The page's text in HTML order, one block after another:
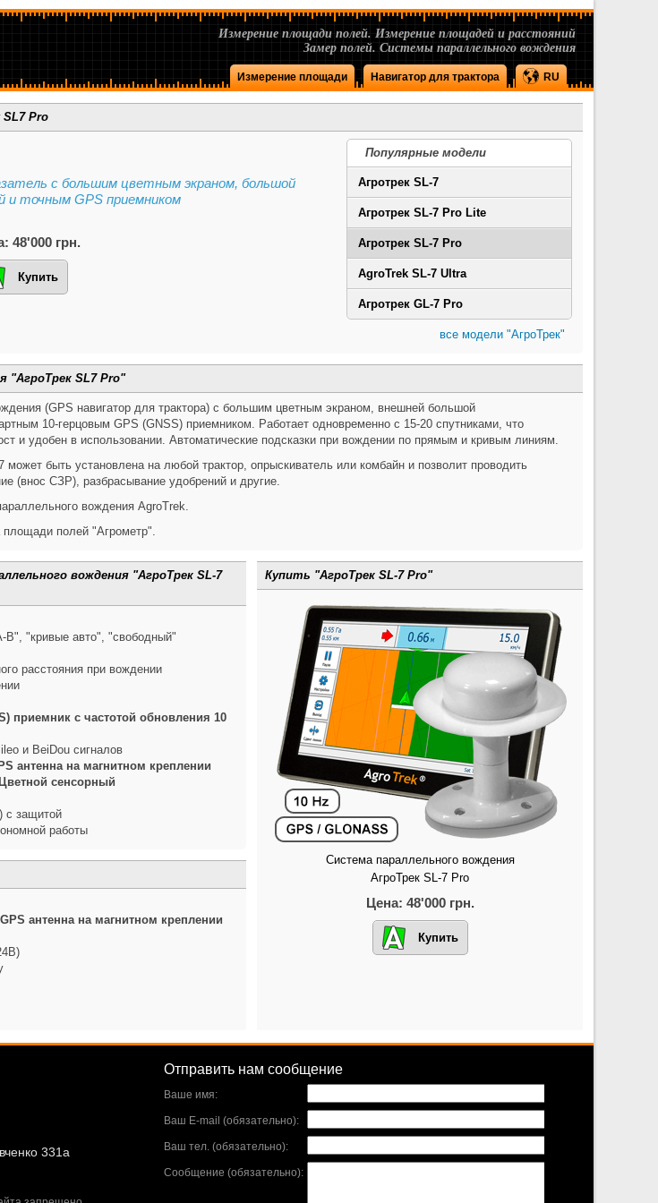
Измерение площади полей. Измерение площадей и расстояний
Замер полей. Системы параллельного вождения
Измерение площади Навигатор для трактора RU
Pro
Популярные модели
Агротрек SL-7
Агротрек SL-7 Pro Lite
Агротрек SL-7 Pro
AgroTrek SL-7 Ultra
Агротрек GL-7 Pro
все модели "АгроТрек"
с большим цветным экраном, большой
и точным GPS приемником
48'000 грн.
Купить
"АгроТрек SL7 Pro"
(GPS навигатор для трактора) с большим цветным экраном, внешней большой
10-герцовым GPS (GNSS) приемником. Работает одновременно с 15-20 спутниками, что
и удобен в использовании. Автоматические подсказки при вождении по прямым и кривым линиям.
быть установлена на любой трактор, опрыскиватель или комбайн и позволит проводить
(внос СЗР), разбрасывание удобрений и другие.
вождения AgroTrek.
площади полей "Агрометр".
вождения "АгроТрек SL-7
"кривые авто", "свободный"
расстояния при вождении
приемник с частотой обновления 10
и BeiDou сигналов
антенна на магнитном креплении
сенсорный
с защитой
работы
антенна на магнитном креплении
Купить "АгроТрек SL-7 Pro"
Система параллельного вождения
АгроТрек SL-7 Pro
Цена: 48'000 грн.
Купить
331а
Отправить нам сообщение
Ваше имя:
Ваш E-mail (обязательно):
Ваш тел. (обязательно):
Сообщение (обязательно):